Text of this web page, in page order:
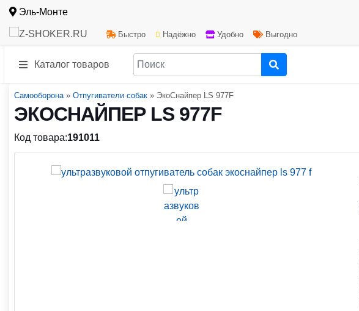
Эль-Монте
Быстро Надёжно Удобно Выгодно
Каталог товаров
Самооборона » Отпугиватели собак » ЭкоСнайпер LS 977F
ЭКОСНАЙПЕР LS 977F
Код товара:191011